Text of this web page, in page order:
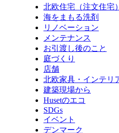
北欧住宅（注文住宅）
海をまもる洗剤
リノベーション
メンテナンス
お引渡し後のこと
庭づくり
店舗
北欧家具・インテリ
建築現場から
Husetのエコ
SDGs
イベント
デンマーク